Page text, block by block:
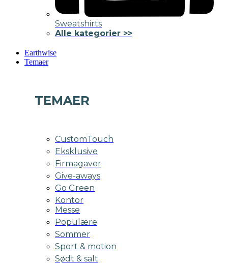
Sweatshirts
Alle kategorier >>
Earthwise
Temaer
TEMAER
CustomTouch
Eksklusive
Firmagaver
Give-aways
Go Green
Kontor
Messe
Populære
Sommer
Sport & motion
Sødt & salt